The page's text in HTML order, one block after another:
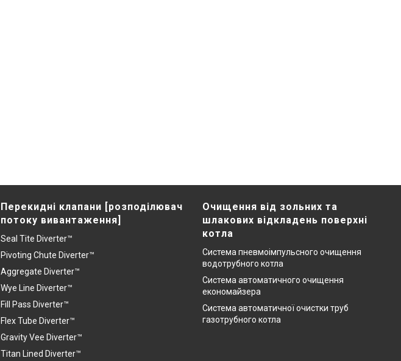
Перекидні клапани [розподілювач
потоку вивантаження]
Seal Tite Diverter™
Pivoting Chute Diverter™
Aggregate Diverter™
Wye Line Diverter™
Fill Pass Diverter™
Flex Tube Diverter™
Gravity Vee Diverter™
Titan Lined Diverter™
Очищення від зольних та
шлакових відкладень поверхні
котла
Система пневмоімпульсного очищення
водотрубного котла
Система автоматичного очищення
економайзера
Система автоматичної очистки труб
газотрубного котла